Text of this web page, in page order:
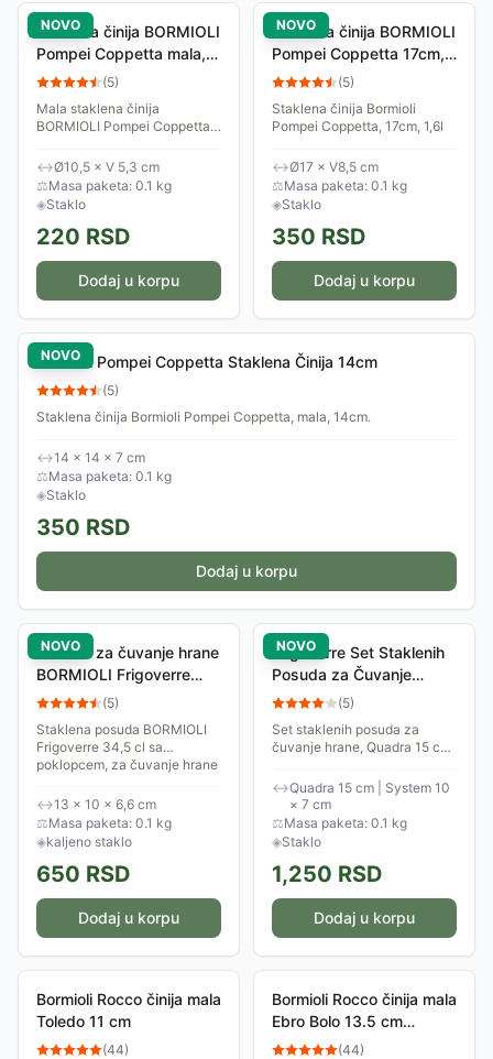
NOVO
Staklena činija BORMIOLI
Pompei Coppetta mala,
Ø10,5cm (5)
Mala staklena činija
BORMIOLI Pompei Coppetta,
dezerta i predjela.
↔Ø10,5 × V 5,3 cm
⚖Masa paketa: 0.1 kg
◈Staklo
220 RSD
Dodaj u korpu
NOVO
Staklena činija BORMIOLI
Pompei Coppetta 17cm,
1,6l
(5)
Staklena činija Bormioli
Pompei Coppetta, 17cm, 1,6l
↔Ø17 × V8,5 cm
⚖Masa paketa: 0.1 kg
◈Staklo
350 RSD
Dodaj u korpu
NOVO
Bormioli Pompei Coppetta Staklena Činija 14cm
(5)
Staklena činija Bormioli Pompei Coppetta, mala, 14cm.
↔14 × 14 × 7 cm
⚖Masa paketa: 0.1 kg
◈Staklo
350 RSD
Dodaj u korpu
NOVO
Posuda za čuvanje hrane
BORMIOLI Frigoverre
System 34,5 cl sa
(5)
Staklena posuda BORMIOLI
Frigoverre 34,5 cl sa
poklopcem, za čuvanje hrane
↔13 × 10 × 6,6 cm
⚖Masa paketa: 0.1 kg
◈kaljeno staklo
650 RSD
Dodaj u korpu
NOVO
Frigoverre Set Staklenih
Posuda za Čuvanje
Hrane Quadra 15 cm +
Bormioli Rocco
(5)
Set staklenih posuda za
čuvanje hrane, Quadra 15 cm
↔Quadra 15 cm | System 10
× 7 cm
⚖Masa paketa: 0.1 kg
◈Staklo
1,250 RSD
Dodaj u korpu
Bormioli Rocco činija mala
Toledo 11 cm
(44)
Bormioli Rocco činija mala
Ebro Bolo 13.5 cm
402886 (44)